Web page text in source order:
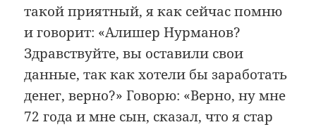
такой приятный, я как сейчас помню
и говорит: «Алишер Нурманов?
Здравствуйте, вы оставили свои
данные, так как хотели бы заработать
денег, верно?» Говорю: «Верно, ну мне
72 года и мне сын, сказал, что я стар